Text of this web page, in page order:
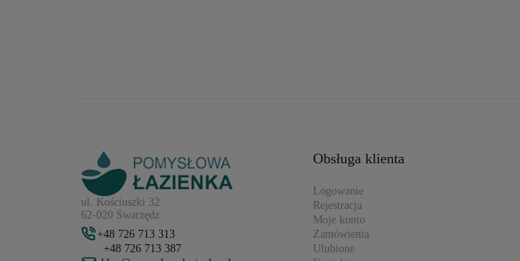
ul. Kościuszki 32
62-020 Swarzędz
+48 726 713 313
+48 726 713 387
Obsługa klienta
Logowanie
Rejestracja
Moje konto
Zamówienia
Ulubione